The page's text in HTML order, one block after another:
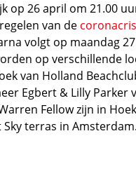
op 26 april om 21.00
van de
volgt op maandag
op verschillende
van Holland
Egbert & Lilly Parker
Fellow zijn in
terras in Amsterdam.